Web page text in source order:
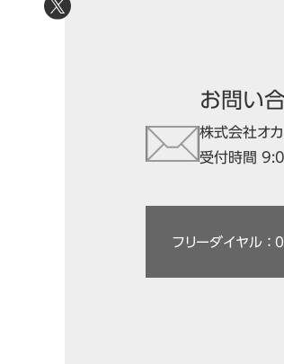
お問い
株式会社オ
受付時間
フリーダイヤル